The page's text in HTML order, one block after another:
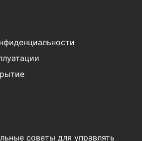
советы для управлять